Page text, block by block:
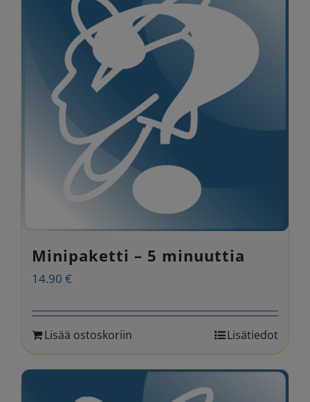
Minipaketti – 5 minuuttia
14.90 €
Lisää ostoskoriin Lisätiedot